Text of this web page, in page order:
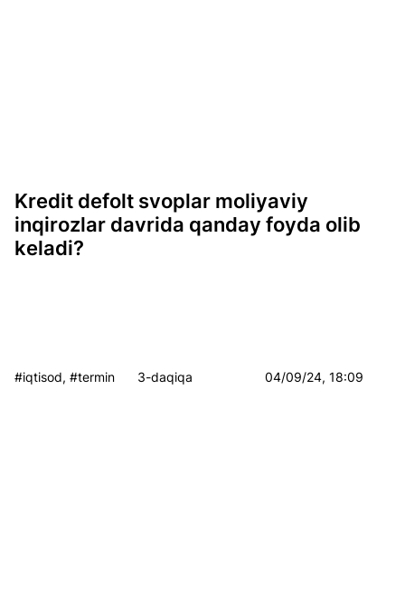
Kredit defolt svoplar moliyaviy
inqirozlar davrida qanday foyda olib
keladi?
#iqtisod, #termin 3-daqiqa 04/09/24, 18:09